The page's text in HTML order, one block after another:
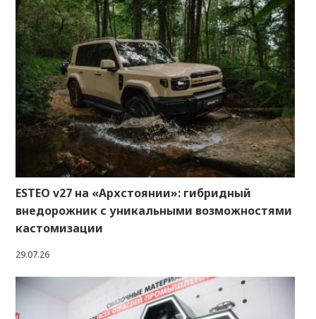
ESTEO v27 на «Архстоянии»: гибридный
внедорожник с уникальными возможностями
кастомизации
29.07.26